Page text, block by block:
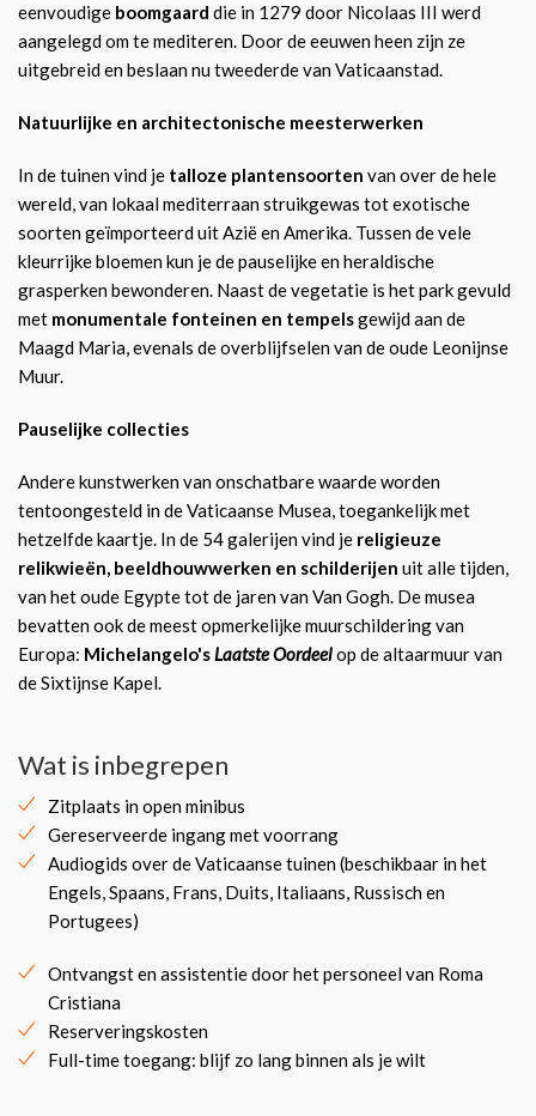
eenvoudige boomgaard die in 1279 door Nicolaas III werd
aangelegd om te mediteren. Door de eeuwen heen zijn ze
uitgebreid en beslaan nu tweederde van Vaticaanstad.
Natuurlijke en architectonische meesterwerken
In de tuinen vind je talloze plantensoorten van over de hele
wereld, van lokaal mediterraan struikgewas tot exotische
soorten geïmporteerd uit Azië en Amerika. Tussen de vele
kleurrijke bloemen kun je de pauselijke en heraldische
grasperken bewonderen. Naast de vegetatie is het park gevuld
met monumentale fonteinen en tempelsgewijd aan de
Maagd Maria, evenals de overblijfselen van de oude Leonijnse
Muur.
Pauselijke collecties
Andere kunstwerken van onschatbare waarde worden
tentoongesteld in de Vaticaanse Musea, toegankelijk met
hetzelfde kaartje. In de 54 galerijen vind je religieuze
relikwieën, beeldhouwwerken en schilderijen uit alle tijden,
van het oude Egypte tot de jaren van Van Gogh. De musea
bevatten ook de meest opmerkelijke muurschildering van
Europa: Michelangelo'sLaatste Oordeelop de altaarmuur van
de Sixtijnse Kapel.
Wat is inbegrepen
Zitplaats in open minibus
Gereserveerde ingang met voorrang
Audiogids over de Vaticaanse tuinen (beschikbaar in het
Engels, Spaans, Frans, Duits, Italiaans, Russisch en
Portugees)
Ontvangst en assistentie door het personeel van Roma
Cristiana
Reserveringskosten
Full-time toegang: blijf zo lang binnen als je wilt